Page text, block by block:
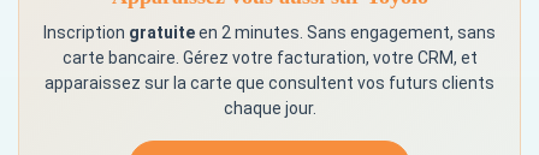
Inscription gratuiteen 2 minutes. Sans engagement, sans
carte bancaire. Gérez votre facturation, votre CRM, et
apparaissez sur la carte que consultent vos futurs clients
chaque jour.